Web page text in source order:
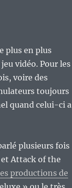
plus en plus
vidéo. Pour les
voire des
toujours
quand celui-ci a
plusieurs fois
Attack of the
productions de